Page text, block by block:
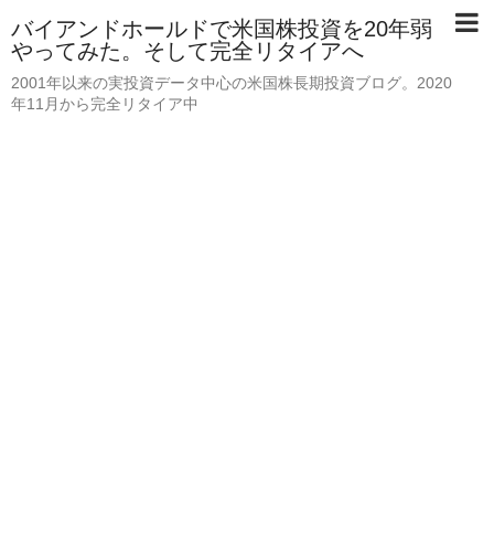
バイアンドホールドで米国株投資を20年弱
やってみた。そして完全リタイアへ
2001年以来の実投資データ中心の米国株長期投資ブログ。2020
年11月から完全リタイア中